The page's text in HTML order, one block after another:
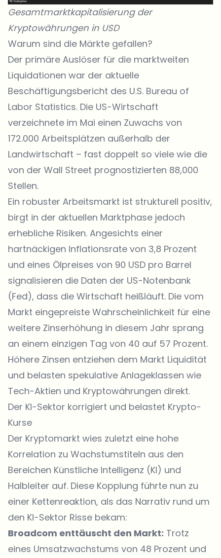
Gesamtmarktkapitalisierung der
Kryptowährungen in USD
Warum sind die Märkte gefallen?
Der primäre Auslöser für die marktweiten
Liquidationen war der aktuelle
Beschäftigungsbericht des U.S. Bureau of
Labor Statistics. Die US-Wirtschaft
verzeichnete im Mai einen Zuwachs von
172.000 Arbeitsplätzen außerhalb der
Landwirtschaft – fast doppelt so viele wie die
von der Wall Street prognostizierten 88,000
Stellen.
Ein robuster Arbeitsmarkt ist strukturell positiv,
birgt in der aktuellen Marktphase jedoch
erhebliche Risiken. Angesichts einer
hartnäckigen Inflationsrate von 3,8 Prozent
und eines Ölpreises von 90 USD pro Barrel
signalisieren die Daten der US-Notenbank
(Fed), dass die Wirtschaft heißläuft. Die vom
Markt eingepreiste Wahrscheinlichkeit für eine
weitere Zinserhöhung in diesem Jahr sprang
an einem einzigen Tag von 40 auf 57 Prozent.
Höhere Zinsen entziehen dem Markt Liquidität
und belasten spekulative Anlageklassen wie
Tech-Aktien und Kryptowährungen direkt.
Der KI-Sektor korrigiert und belastet Krypto-
Kurse
Der Kryptomarkt wies zuletzt eine hohe
Korrelation zu Wachstumstiteln aus den
Bereichen Künstliche Intelligenz (KI) und
Halbleiter auf. Diese Kopplung führte nun zu
einer Kettenreaktion, als das Narrativ rund um
den KI-Sektor Risse bekam:
Broadcom enttäuscht den Markt: Trotz
eines Umsatzwachstums von 48 Prozent und